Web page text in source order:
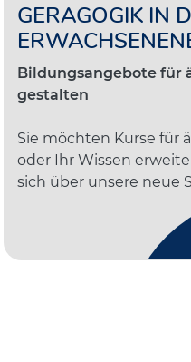
GERAGOGIK IN
Bildungsangebote für
gestalten
Sie möchten Kurse für
oder Ihr Wissen
sich über unsere neue